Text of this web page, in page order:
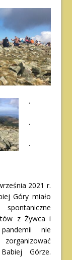
.
.
.
2021 r.
Góry miało
z Żywca i
nie
Górze.